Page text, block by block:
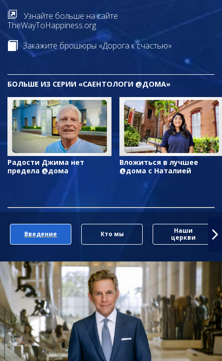
Узнайте больше на сайте
TheWayToHappiness.org
Закажите брошюры «Дорога к счастью»
БОЛЬШЕ ИЗ СЕРИИ «САЕНТОЛОГИ @ДОМА»
Радости Джима нет
предела @дома
Вложиться в лучшее
@дома с Наталией
Введение Кто мы
Наши
церкви